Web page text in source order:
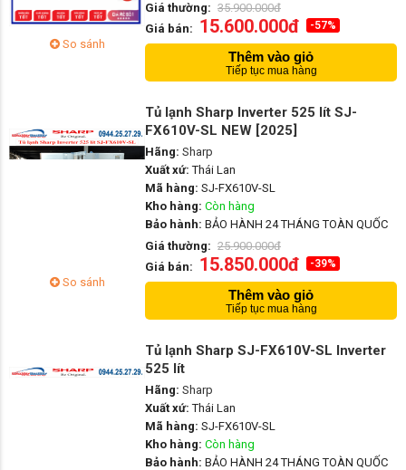
So sánh
Giá thường: 35.900.000đ
Giá bán: 15.600.000đ -57%
Thêm vào giỏ
Tiếp tục mua hàng
So sánh
Tủ lạnh Sharp Inverter 525 lít SJ-
FX610V-SL NEW [2025]
Hãng: Sharp
Xuất xứ: Thái Lan
Mã hàng: SJ-FX610V-SL
Kho hàng: Còn hàng
Bảo hành: BẢO HÀNH 24 THÁNG TOÀN QUỐC
Giá thường: 25.900.000đ
Giá bán: 15.850.000đ -39%
Thêm vào giỏ
Tiếp tục mua hàng
Tủ lạnh Sharp SJ-FX610V-SL Inverter
525 lít
Hãng: Sharp
Xuất xứ: Thái Lan
Mã hàng: SJ-FX610V-SL
Kho hàng: Còn hàng
Bảo hành: BẢO HÀNH 24 THÁNG TOÀN QUỐC